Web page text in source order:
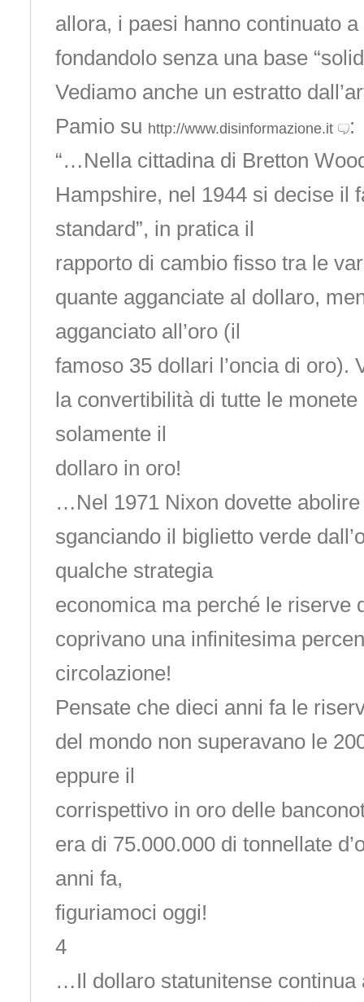
allora, i paesi hanno continuato
fondandolo senza una base
Vediamo anche un estratto
Pamio su http://www.disinformazione.it
:
“…Nella cittadina di Bretton
Hampshire, nel 1944 si decise il
standard”, in pratica il
rapporto di cambio fisso tra le
quante agganciate al dollaro,
agganciato all’oro (il
famoso 35 dollari l’oncia di oro).
la convertibilità di tutte le
solamente il
dollaro in oro!
…Nel 1971 Nixon dovette
sganciando il biglietto verde
qualche strategia
economica ma perché le riserve
coprivano una infinitesima
circolazione!
Pensate che dieci anni fa le
del mondo non superavano le
eppure il
corrispettivo in oro delle
era di 75.000.000 di tonnellate
anni fa,
figuriamoci oggi!
4
…Il dollaro statunitense continua